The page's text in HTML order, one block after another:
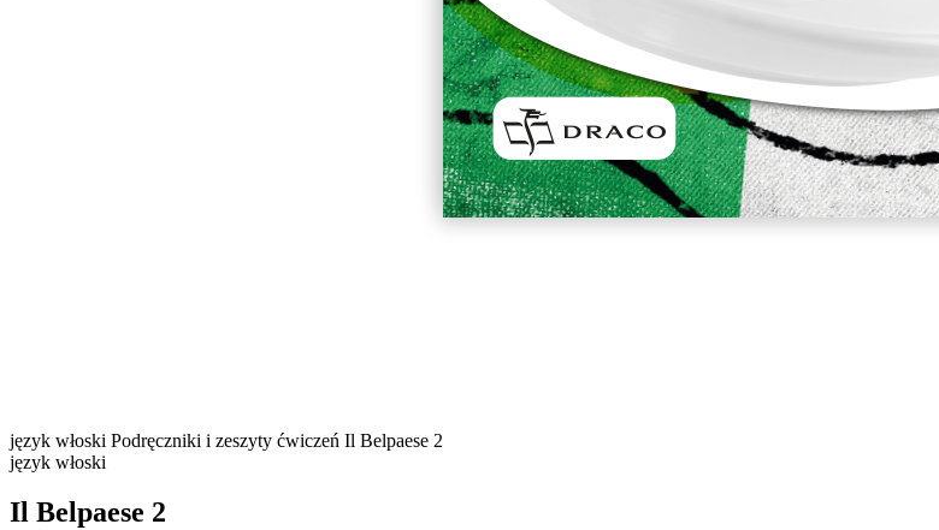
język włoski Podręczniki i zeszyty ćwiczeń Il Belpaese 2
język włoski
Il Belpaese 2